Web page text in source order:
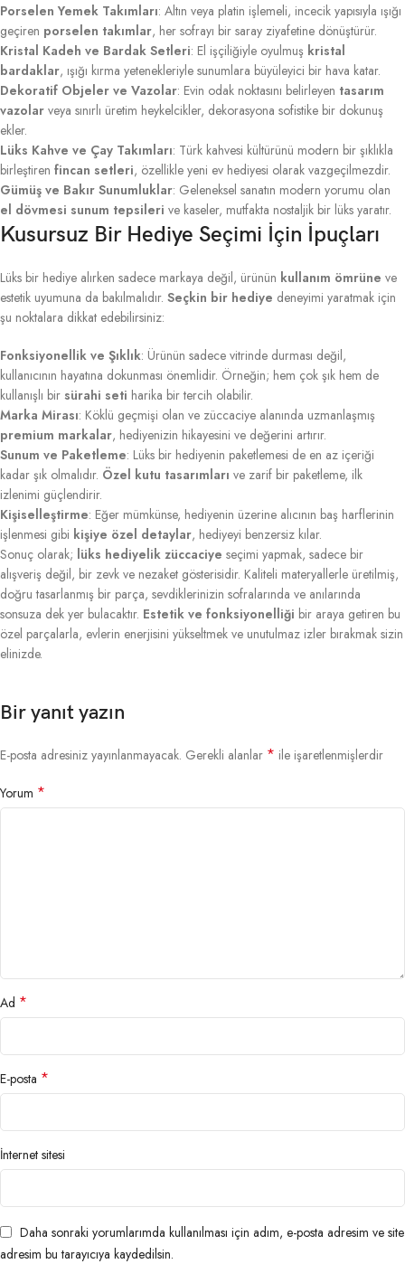
Porselen Yemek Takımları: Altın veya platin işlemeli, incecik yapısıyla ışığı
geçiren porselen takımlar, her sofrayı bir saray ziyafetine dönüştürür.
Kristal Kadeh ve Bardak Setleri: El işçiliğiyle oyulmuş kristal
bardaklar, ışığı kırma yetenekleriyle sunumlara büyüleyici bir hava katar.
Dekoratif Objeler ve Vazolar: Evin odak noktasını belirleyen tasarım
vazolar veya sınırlı üretim heykelcikler, dekorasyona sofistike bir dokunuş
ekler.
Lüks Kahve ve Çay Takımları: Türk kahvesi kültürünü modern bir şıklıkla
birleştiren fincan setleri, özellikle yeni ev hediyesi olarak vazgeçilmezdir.
Gümüş ve Bakır Sunumluklar: Geleneksel sanatın modern yorumu olan
el dövmesi sunum tepsileri ve kaseler, mutfakta nostaljik bir lüks yaratır.
Kusursuz Bir Hediye Seçimi İçin İpuçları
Lüks bir hediye alırken sadece markaya değil, ürünün kullanım ömrüne ve
estetik uyumuna da bakılmalıdır. Seçkin bir hediye deneyimi yaratmak için
şu noktalara dikkat edebilirsiniz:
Fonksiyonellik ve Şıklık: Ürünün sadece vitrinde durması değil,
kullanıcının hayatına dokunması önemlidir. Örneğin; hem çok şık hem de
kullanışlı bir sürahi seti harika bir tercih olabilir.
Marka Mirası: Köklü geçmişi olan ve züccaciye alanında uzmanlaşmış
premium markalar, hediyenizin hikayesini ve değerini artırır.
Sunum ve Paketleme: Lüks bir hediyenin paketlemesi de en az içeriği
kadar şık olmalıdır. Özel kutu tasarımları ve zarif bir paketleme, ilk
izlenimi güçlendirir.
Kişiselleştirme: Eğer mümkünse, hediyenin üzerine alıcının baş harflerinin
işlenmesi gibi kişiye özel detaylar, hediyeyi benzersiz kılar.
Sonuç olarak; lüks hediyelik züccaciye seçimi yapmak, sadece bir
alışveriş değil, bir zevk ve nezaket gösterisidir. Kaliteli materyallerle üretilmiş,
doğru tasarlanmış bir parça, sevdiklerinizin sofralarında ve anılarında
sonsuza dek yer bulacaktır. Estetik ve fonksiyonelliği bir araya getiren bu
özel parçalarla, evlerin enerjisini yükseltmek ve unutulmaz izler bırakmak sizin
elinizde.
Bir yanıt yazın
E-posta adresiniz yayınlanmayacak. Gerekli alanlar * ile işaretlenmişlerdir
Yorum *
Ad *
E-posta *
İnternet sitesi
Daha sonraki yorumlarımda kullanılması için adım, e-posta adresim ve site
adresim bu tarayıcıya kaydedilsin.